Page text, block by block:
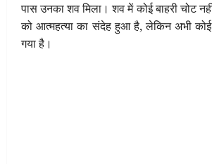
पास उनका शव मिला। शव में कोई बाहरी चोट
को आत्महत्या का संदेह हुआ है, लेकिन अभी कोई
गया है।